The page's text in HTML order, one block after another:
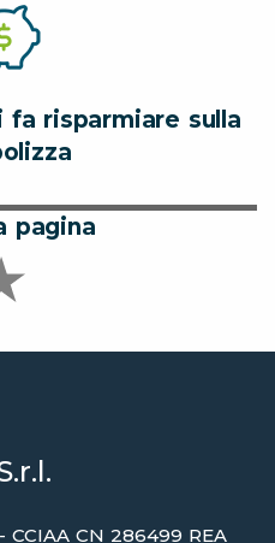
risparmiare sulla
pagina
CCIAA CN 286499 REA